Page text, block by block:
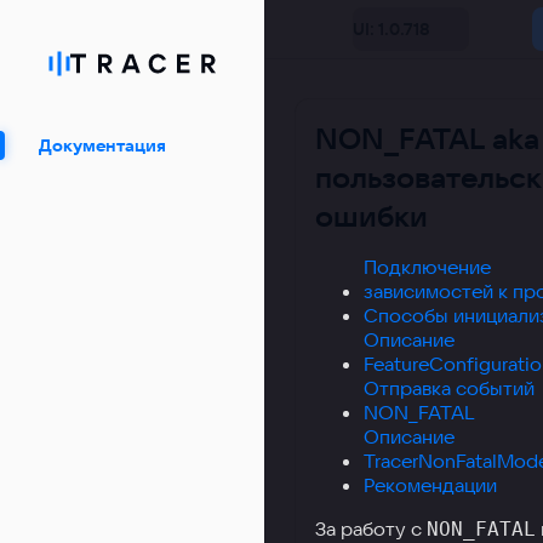
Документация
NON_FATAL aka
ошибки
Подключение
зависимостей к
Способы
Описание
Отправка событий
NON_FATAL
Описание
Рекомендации
За работу с NON_FATAL